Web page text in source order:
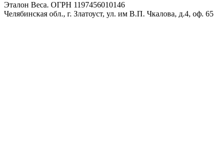
Эталон Веса. ОГРН 1197456010146
Челябинская обл., г. Златоуст, ул. им В.П. Чкалова, д.4, оф. 65